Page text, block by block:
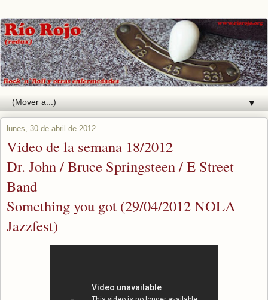
▼
lunes, 30 de abril de 2012
Video de la semana 18/2012
Dr. John / Bruce Springsteen / E Street
Band
Something you got (29/04/2012 NOLA
Jazzfest)